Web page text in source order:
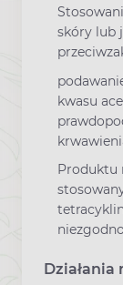
skóry lub
kwasu
Produktu